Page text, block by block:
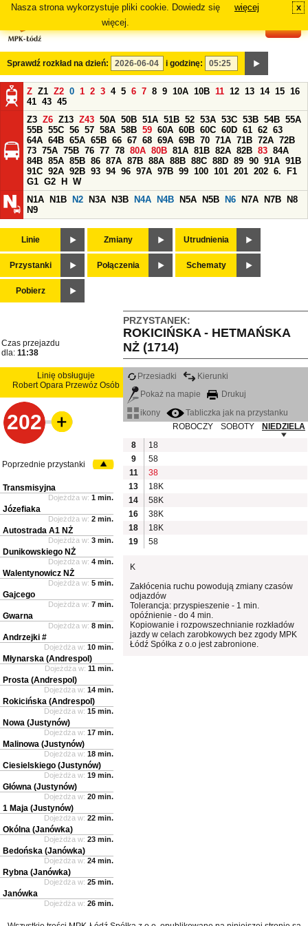
Nasza strona wykorzystuje pliki cookie. Dowiedz się
więcej.
więcej x
Sprawdź rozkład na dzień: i godzinę:
Z Z1 Z2 0 1 2 3 4 5 6 7 8 9 10A 10B 11 12 13 14 15 16
41 43 45
Z3 Z6 Z13 Z43 50A 50B 51A 51B 52 53A 53C 53B 54B 55A
55B 55C 56 57 58A 58B 59 60A 60B 60C 60D 61 62 63
64A 64B 65A 65B 66 67 68 69A 69B 70 71A 71B 72A 72B
73 75A 75B 76 77 78 80A 80B 81A 81B 82A 82B 83 84A
84B 85A 85B 86 87A 87B 88A 88B 88C 88D 89 90 91A 91B
91C 92A 92B 93 94 96 97A 97B 99 100 101 201 202 6.
F1
G1 G2 H
W
N1A
N1B N2 N3A N3B N4A N4B N5A N5B N6 N7A N7B
N8
N9
Linie Zmiany Utrudnienia
Przystanki Połączenia Schematy
Pobierz
PRZYSTANEK:
ROKICIŃSKA - HETMAŃSKA
NŻ (1714)
Czas przejazdu
dla: 11:38
Linię obsługuje
Robert Opara Przewóz Osób
202
Przesiadki
Kierunki
Pokaż na mapie
Drukuj
ikony
Tabliczka jak na przystanku
ROBOCZY
SOBOTY
NIEDZIELA
8
18
9
58
11
38
13
18K
14
58K
16
38K
18
18K
19
58
K
Zakłócenia ruchu powodują zmiany czasów
odjazdów
Tolerancja: przyspieszenie - 1 min.
opóźnienie - do 4 min.
Kopiowanie i rozpowszechnianie rozkładów
jazdy w celach zarobkowych bez zgody MPK
Łódź Spółka z o.o jest zabronione.
Poprzednie przystanki
Transmisyjna
Dojeżdża w: 1 min.
Józefiaka
Dojeżdża w: 2 min.
Autostrada A1 NŻ
Dojeżdża w: 3 min.
Dunikowskiego NŻ
Dojeżdża w: 4 min.
Walentynowicz NŻ
Dojeżdża w: 5 min.
Gajcego
Dojeżdża w: 7 min.
Gwarna
Dojeżdża w: 8 min.
Andrzejki #
Dojeżdża w: 10 min.
Młynarska (Andrespol)
Dojeżdża w: 11 min.
Prosta (Andrespol)
Dojeżdża w: 14 min.
Rokicińska (Andrespol)
Dojeżdża w: 15 min.
Nowa (Justynów)
Dojeżdża w: 17 min.
Malinowa (Justynów)
Dojeżdża w: 18 min.
Ciesielskiego (Justynów)
Dojeżdża w: 19 min.
Główna (Justynów)
Dojeżdża w: 20 min.
1 Maja (Justynów)
Dojeżdża w: 22 min.
Okólna (Janówka)
Dojeżdża w: 23 min.
Bedońska (Janówka)
Dojeżdża w: 24 min.
Rybna (Janówka)
Dojeżdża w: 25 min.
Janówka
Dojeżdża w: 26 min.